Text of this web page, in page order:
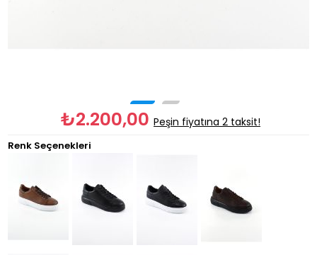
₺2.200,00 Peşin fiyatına 2 taksit!
Renk Seçenekleri